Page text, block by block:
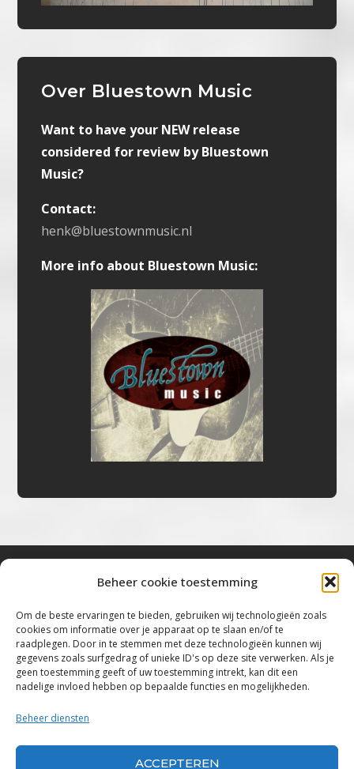
Beheer cookie toestemming
Om de beste ervaringen te bieden, gebruiken wij technologieën zoals
cookies om informatie over je apparaat op te slaan en/of te
raadplegen. Door in te stemmen met deze technologieën kunnen wij
gegevens zoals surfgedrag of unieke ID's op deze site verwerken. Als je
geen toestemming geeft of uw toestemming intrekt, kan dit een
nadelige invloed hebben op bepaalde functies en mogelijkheden.
Beheer diensten
ACCEPTEREN
Over Bluestown Music
Want to have your NEW release
considered for review by Bluestown
Music?
Contact:
henk@bluestownmusic.nl
More info about Bluestown Music:
“Voor de mooiste Blues, Rock, Roots &
Americana”
Copyright 2019 – 2026 Bluestown Music – All